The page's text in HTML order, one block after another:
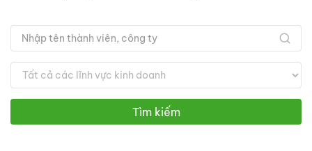
Tìm kiếm